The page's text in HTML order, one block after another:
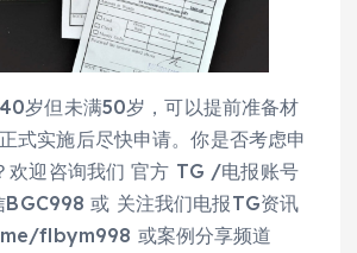
岁但未满50岁，可以提前准备材
式实施后尽快申请。你是否考虑申
欢迎咨询我们 官方 TG /电报账号
或 关注我们电报TG资讯
flbym998 或案例分享频道